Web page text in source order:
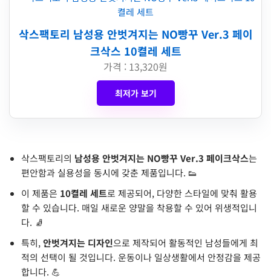
삭스팩토리 남성용 안벗겨지는 NO빵꾸 Ver.3 페이
크삭스 10켤레 세트
가격 : 13,320원
최저가 보기
삭스팩토리의 남성용 안벗겨지는 NO빵꾸 Ver.3 페이크삭스는
편안함과 실용성을 동시에 갖춘 제품입니다. 👟
이 제품은 10켤레 세트로 제공되어, 다양한 스타일에 맞춰 활용
할 수 있습니다. 매일 새로운 양말을 착용할 수 있어 위생적입니
다. 🧦
특히,안벗겨지는 디자인으로 제작되어 활동적인 남성들에게 최
적의 선택이 될 것입니다. 운동이나 일상생활에서 안정감을 제공
합니다. 💪